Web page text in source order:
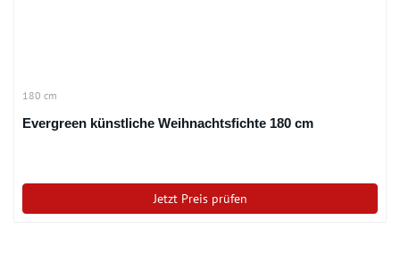
180 cm
Evergreen künstliche Weihnachtsfichte 180 cm
Jetzt Preis prüfen